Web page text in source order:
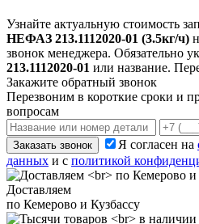
Узнайте актуальную стоимость
НЕФАЗ 213.1112020-01 (3.5кг/ч)
звонок менеджера. Обязательно
213.1112020-01 или название.
Закажите обратный звонок
Перезвоним в короткие сроки и
вопросам
Заказать звонок Я согласен на
данных и с политикой
Доставляем
по Кемерово и Кузбассу